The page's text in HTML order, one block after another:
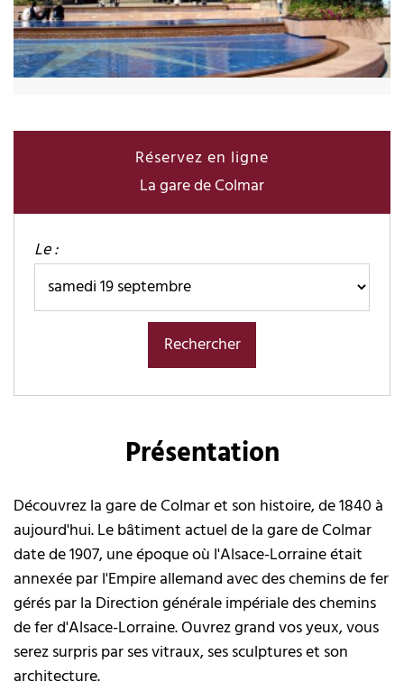
Réservez en ligne
La gare de Colmar
Le :
Présentation
Découvrez la gare de Colmar et son histoire, de 1840 à
aujourd'hui. Le bâtiment actuel de la gare de Colmar
date de 1907, une époque où l'Alsace-Lorraine était
annexée par l'Empire allemand avec des chemins de fer
gérés par la Direction générale impériale des chemins
de fer d'Alsace-Lorraine. Ouvrez grand vos yeux, vous
serez surpris par ses vitraux, ses sculptures et son
architecture.